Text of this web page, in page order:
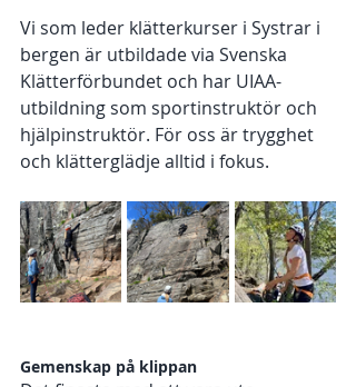
Vi som leder klätterkurser i Systrar i
bergen är utbildade via Svenska
Klätterförbundet och har UIAA-
utbildning som sportinstruktör och
hjälpinstruktör. För oss är trygghet
och klätterglädje alltid i fokus.
Gemenskap på klippan